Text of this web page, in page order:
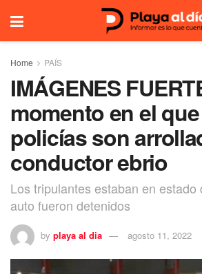
Home PAÍS
IMÁGENES
momento en el
policías son
conductor ebrio
Los tripulantes estaban en estado
auto fueron detenidos
by playa al dia agosto 11, 2022